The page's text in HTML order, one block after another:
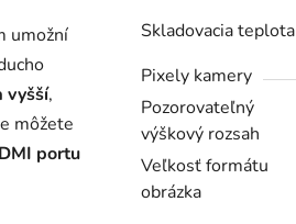
umožní
vyšší,
môžete
portu
Skladovacia teplota
Pixely kamery
Pozorovateľný
výškový rozsah
Veľkosť formátu
obrázka